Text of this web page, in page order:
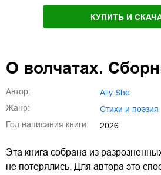
КУПИТЬ И
О волчатах.
Автор:
Ally She
Жанр:
стихи и поэзия
Год написания книги:
2026
Эта книга собрана из
не потерялись. Для автора это